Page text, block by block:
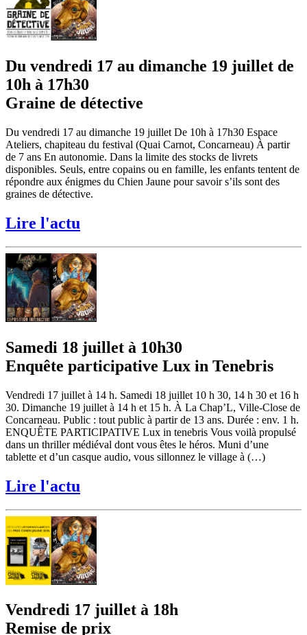
Du vendredi 17 au dimanche 19 juillet de
10h à 17h30
Graine de détective
Du vendredi 17 au dimanche 19 juillet De 10h à 17h30 Espace
Ateliers, chapiteau du festival (Quai Carnot, Concarneau) À partir
de 7 ans En autonomie. Dans la limite des stocks de livrets
disponibles. Seuls, entre copains ou en famille, les enfants tentent de
répondre aux énigmes du Chien Jaune pour savoir s’ils sont des
graines de détective.
Lire l'actu
Samedi 18 juillet à 10h30
Enquête participative Lux in Tenebris
Vendredi 17 juillet à 14 h. Samedi 18 juillet 10 h 30, 14 h 30 et 16 h
30. Dimanche 19 juillet à 14 h et 15 h. À La Chap’L, Ville-Close de
Concarneau. Public : tout public à partir de 13 ans. Durée : env. 1 h.
ENQUÊTE PARTICIPATIVE Lux in tenebris Vous voilà propulsé
dans un thriller médiéval dont vous êtes le héros. Muni d’une
tablette et d’un casque audio, vous sillonnez le village à (…)
Lire l'actu
Vendredi 17 juillet à 18h
Remise de prix